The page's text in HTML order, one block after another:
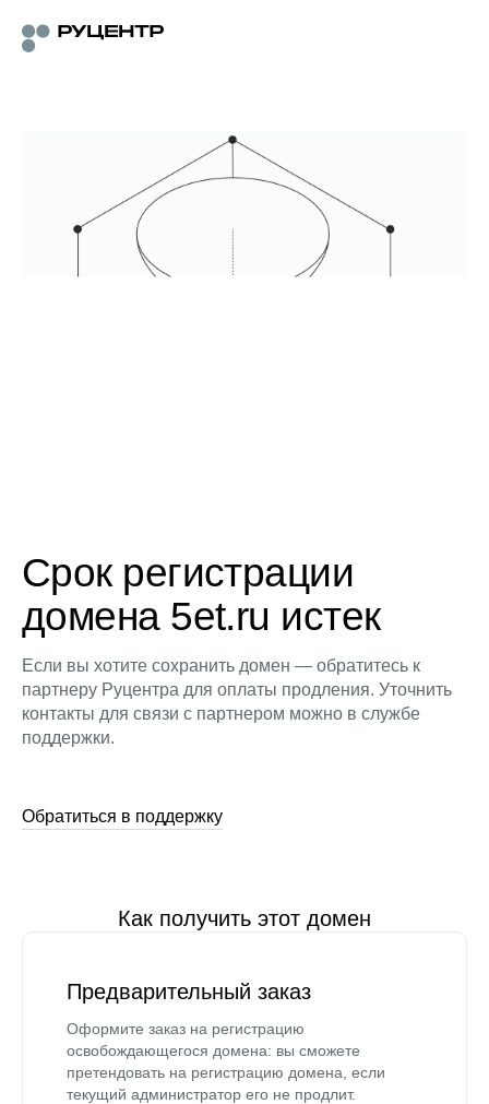
Срок регистрации
домена 5et.ru истек
Если вы хотите сохранить домен — обратитесь к
партнеру Руцентра для оплаты продления. Уточнить
контакты для связи с партнером можно в службе
поддержки.
Обратиться в поддержку
Как получить этот домен
Предварительный заказ
Оформите заказ на регистрацию
освобождающегося домена: вы сможете
претендовать на регистрацию домена, если
текущий администратор его не продлит.